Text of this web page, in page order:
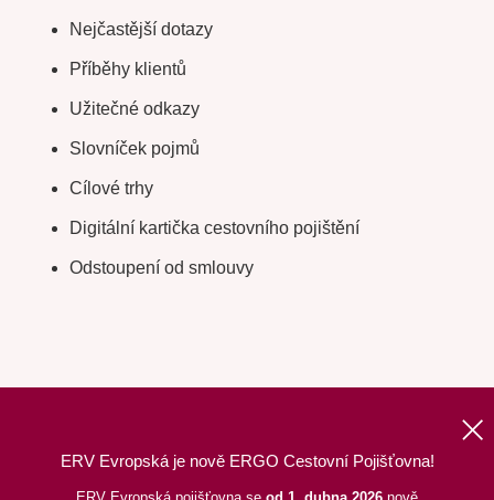
ERV Evropská je nově ERGO Cestovní Pojišťovna!
Nejčastější dotazy
Příběhy klientů
Užitečné odkazy
Slovníček pojmů
Cílové trhy
Digitální kartička cestovního pojištění
Odstoupení od smlouvy